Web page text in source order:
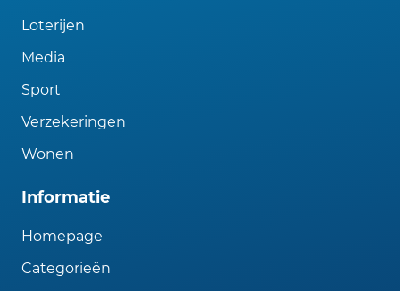
Loterijen
Media
Sport
Verzekeringen
Wonen
Informatie
Homepage
Categorieën